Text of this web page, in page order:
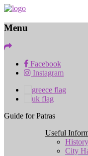
Menu
Facebook
Instagram
Guide for Patras
Useful
City